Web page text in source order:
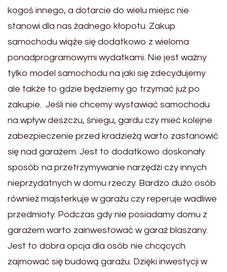
kogoś innego, a dotarcie do wielu miejsc nie
stanowi dla nas żadnego kłopotu. Zakup
samochodu wiąże się dodatkowo z wieloma
ponadprogramowymi wydatkami. Nie jest ważny
tylko model samochodu na jaki się zdecydujemy
ale także to gdzie będziemy go trzymać już po
zakupie. Jeśli nie chcemy wystawiać samochodu
na wpływ deszczu, śniegu, gardu czy mieć kolejne
zabezpieczenie przed kradzieżą warto zastanowić
się nad garażem. Jest to dodatkowo doskonały
sposób na przetrzymywanie narzędzi czy innych
nieprzydatnych w domu rzeczy. Bardzo dużo osób
również majsterkuje w garażu czy reperuje wadliwe
przedmioty. Podczas gdy nie posiadamy domu z
garażem warto zainwestować w garaż blaszany.
Jest to dobra opcja dla osób nie chcących
zajmować się budową garażu. Dzięki inwestycji w